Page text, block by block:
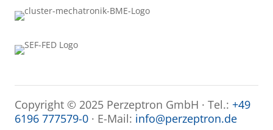
Copyright © 2025 Perzeptron GmbH · Tel.: +49
6196 777579-0 · E-Mail: info@perzeptron.de